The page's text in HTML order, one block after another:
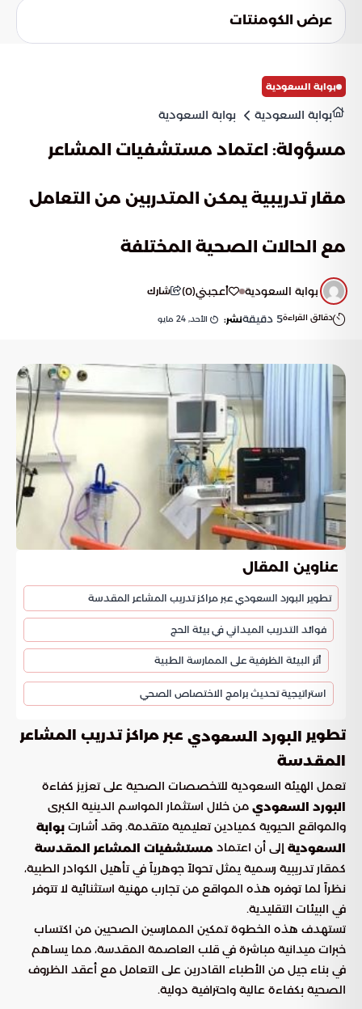
الحوادث المرورية. كما أن التنظيم الدقيق للمسارات يقلل من
التداخل الخطير بين الشاحنات وحركة السير اليومية للمواطنين
عرض الكومنتات
بوابة السعودية
بوابة السعودية بوابة السعودية
مسؤولة: اعتماد مستشفيات المشاعر
مقار تدريبية يمكن المتدربين من التعامل
مع الحالات الصحية المختلفة
بوابة السعودية أعجبني(
0
) شارك
دقائق القراءة5 دقيقةنشر: الأحد, 24 مايو
عناوين المقال
تطوير البورد السعودي عبر مراكز تدريب المشاعر المقدسة
فوائد التدريب الميداني في بيئة الحج
أثر البيئة الظرفية على الممارسة الطبية
استراتيجية تحديث برامج الاختصاص الصحي
تطوير البورد السعودي عبر مراكز تدريب المشاعر
المقدسة
تعمل الهيئة السعودية للتخصصات الصحية على تعزيز كفاءة
البورد السعودي من خلال استثمار المواسم الدينية الكبرى
والمواقع الحيوية كميادين تعليمية متقدمة. وقد أشارت بوابة
السعودية إلى أن اعتماد مستشفيات المشاعر المقدسة
كمقار تدريبية رسمية يمثل تحولاً جوهرياً في تأهيل الكوادر الطبية،
نظراً لما توفره هذه المواقع من تجارب مهنية استثنائية لا تتوفر
في البيئات التقليدية.
تستهدف هذه الخطوة تمكين الممارسين الصحيين من اكتساب
خبرات ميدانية مباشرة في قلب العاصمة المقدسة، مما يساهم
في بناء جيل من الأطباء القادرين على التعامل مع أعقد الظروف
الصحية بكفاءة عالية واحترافية دولية.